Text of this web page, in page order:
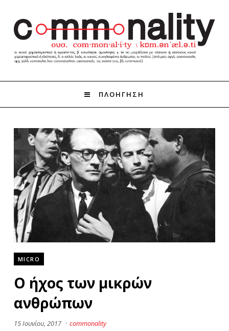
ΠΛΟΗΓΗΣΗ
MICRO
Ο ήχος των μικρών
ανθρώπων
15 Ιουνίου, 2017 · commonality